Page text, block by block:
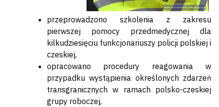
przeprowadzono szkolenia z zakresu
pierwszej pomocy przedmedycznej dla
kilkudziesięciu funkcjonariuszy policji polskiej i
czeskiej,
opracowano procedury reagowania w
przypadku wystąpienia określonych zdarzeń
transgranicznych w ramach polsko-czeskiej
grupy roboczej,